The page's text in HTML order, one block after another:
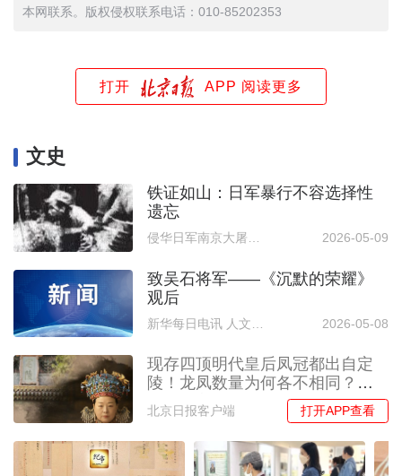
本网联系。版权侵权联系电话：010-85202353
打开 APP 阅读更多
文史
铁证如山：日军暴行不容选择性
遗忘
侵华日军南京大屠杀遇难同胞纪念馆 2026-05-09
致吴石将军——《沉默的荣耀》
观后
2026-05-08
现存四顶明代皇后凤冠都出自定
陵！龙凤数量为何各不相同？揭
秘背后玄机
北京日报客户端 打开APP查看